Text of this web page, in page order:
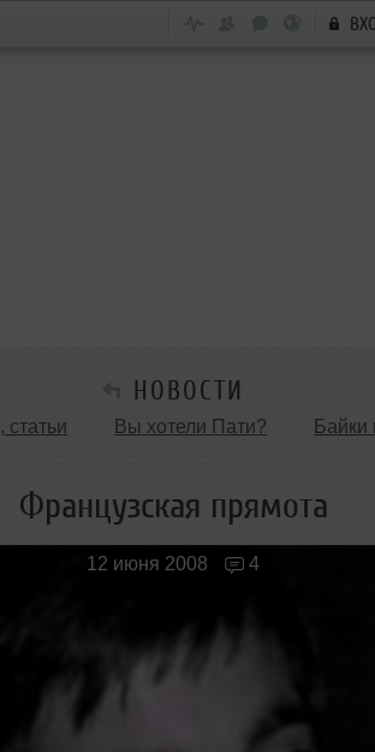
НОВОСТИ
статьи Вы хотели Пати? Байки
стили
Мужчина & Женщина
Французская прямота
12 июня 2008 4